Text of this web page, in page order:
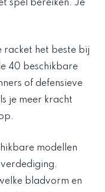
spel bereiken. Je
het beste bij
40 beschikbare
of defensieve
je meer kracht
modellen
bladvorm en